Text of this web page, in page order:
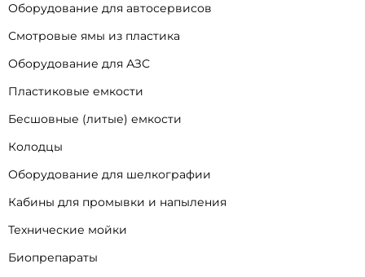
Оборудование для автосервисов
Смотровые ямы из пластика
Оборудование для АЗС
Пластиковые емкости
Бесшовные (литые) емкости
Колодцы
Оборудование для шелкографии
Кабины для промывки и напыления
Технические мойки
Биопрепараты